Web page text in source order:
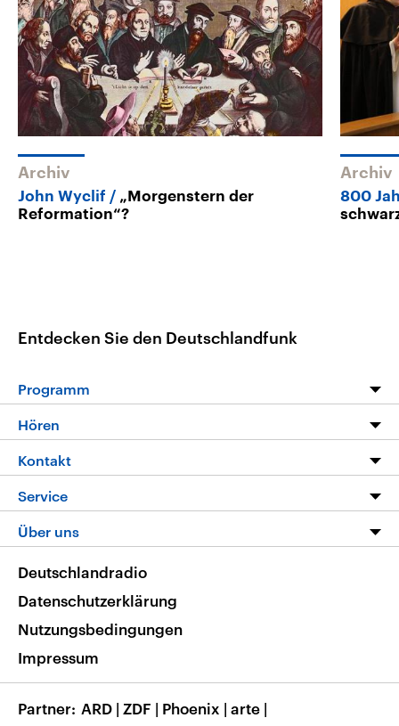
Archiv
John Wyclif
„Morgenstern der
Reformation“?
Archiv
800
Entdecken Sie den Deutschlandfunk
Programm
Programm
Die Nachrichten
Nachrichtenleicht
Neue Beiträge auf dlf.de
Hören
Livestream
Podcasts
Deutschlandfunk App
Nachrichten App
Frequenzen
Kontakt
Hörerservice
Service
FAQ
Veranstaltungen
Musikliste
RSS
Über uns
Barrierefreiheit
Deutschlandradio
Datenschutzerklärung
Nutzungsbedingungen
Impressum
Partner ARD | ZDF | Phoenix | arte |